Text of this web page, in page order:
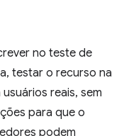
no teste de
testar o recurso na
reais, sem
para que o
podem